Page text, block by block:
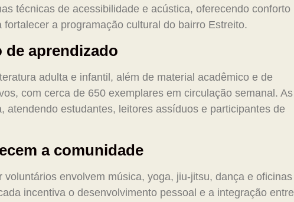
técnicas de acessibilidade e acústica, oferecendo conforto
a programação cultural do bairro Estreito.
aprendizado
adulta e infantil, além de material acadêmico e de
com cerca de 650 exemplares em circulação semanal. As
atendendo estudantes, leitores assíduos e participantes de
a comunidade
envolvem música, yoga, jiu-jitsu, dança e oficinas
incentiva o desenvolvimento pessoal e a integração entre